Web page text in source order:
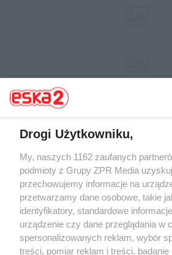
Żaden utwór zamieszczony w serwisie nie
rozpowszechniany lub dalej
tym także elektroniczny lub mechaniczny) na
eksploatacji w jakiejkolwiek formie, włącznie z
Internecie bez pisemnej zgody właściciela
wykorzystanie utworów w całości lub w części
tzn. bez właściwej zgody, jest zabronione pod
ścigane prawnie.
Drogi Użytkowniku,
My, naszych 1162 zaufanych
podmioty z Grupy ZPR Media
przechowujemy informacje na
przetwarzamy dane osobowe, takie
identyfikatory, standardowe
urządzenie czy dane przeglądania w
spersonalizowanych reklam, wybór
treści, pomiar reklam i treści, badanie